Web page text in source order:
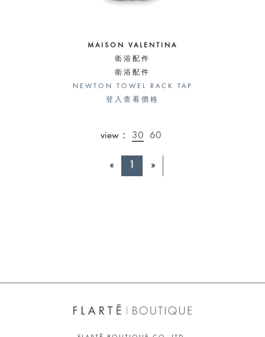
MAISON VALENTINA
衛浴配件
衛浴配件
NEWTON TOWEL RACK TAP
登入查看價格
view： 30 60
« »